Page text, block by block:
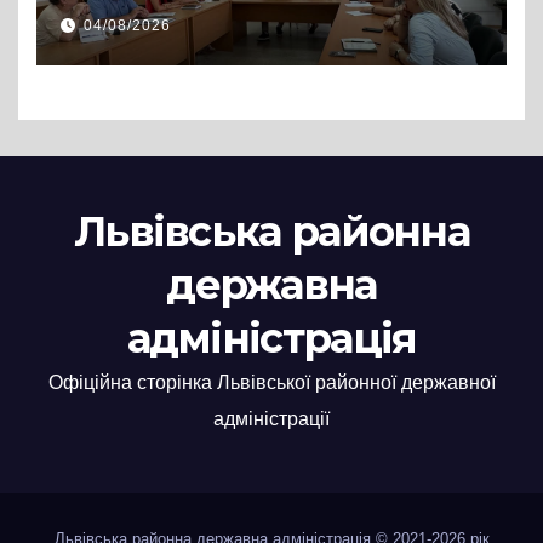
Львівській РДА розглянули
нові заяви
04/08/2026
Львівська районна
державна
адміністрація
Офіційна сторінка Львівської районної державної
адміністрації
Львівська районна державна адміністрація © 2021-2026 рік